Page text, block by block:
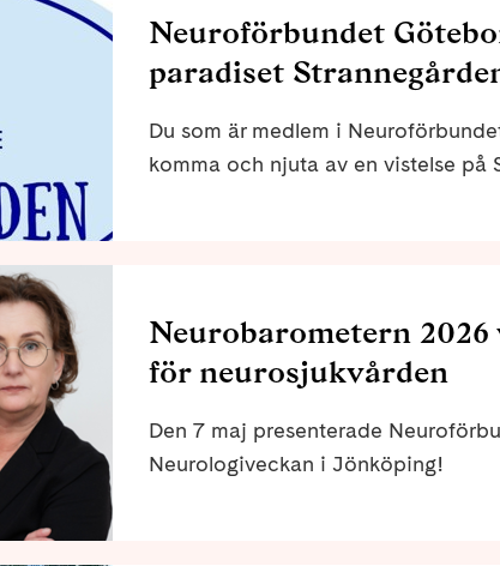
Neuroförbundet
paradiset
Du som är medlem i
komma och njuta av en vistelse på
Neurobarometern
för neurosjukvården
Den 7 maj presenterade
Neurologiveckan i Jönköping!